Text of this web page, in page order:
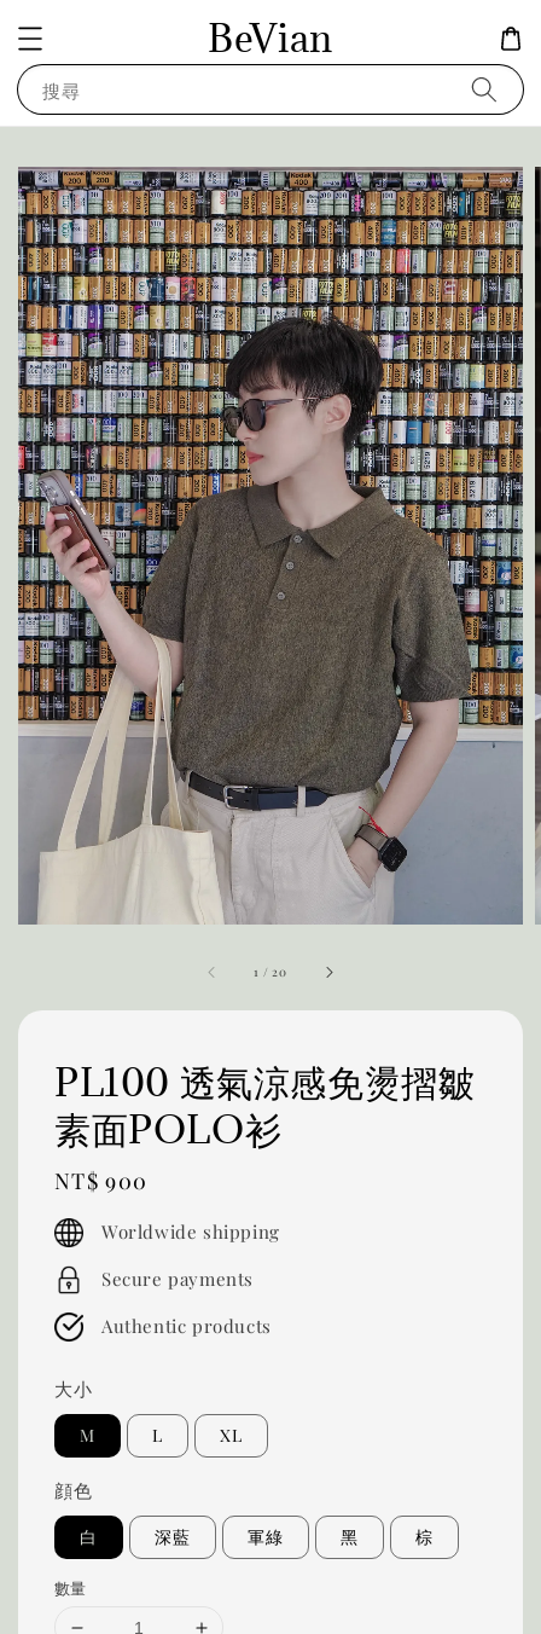
BeVian
搜尋
1 /20
PL100 透氣涼感免燙摺皺
素面POLO衫
Regular
price
NT$ 900
Worldwide shipping
Secure payments
Authentic products
大小
M L XL
顔色
白 深藍 軍綠 黑 棕
數量